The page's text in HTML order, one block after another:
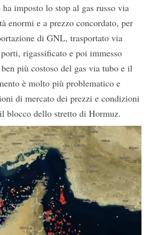
imposto lo stop al gas russo via
enormi e a prezzo concordato, per
di GNL, trasportato via
rigassificato e poi immesso
più costoso del gas via tubo e il
è molto più problematico e
di mercato dei prezzi e condizioni
blocco dello stretto di Hormuz.